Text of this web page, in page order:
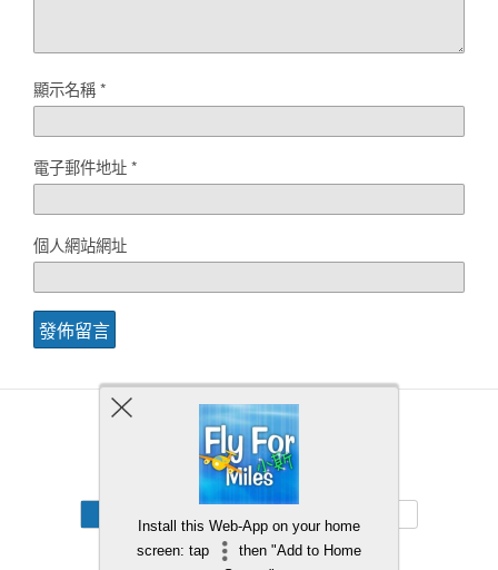
顯示名稱*
電子郵件地址*
個人網站網址
Back to top
Install this Web-App on your home
screen: tap
then "Add to Home